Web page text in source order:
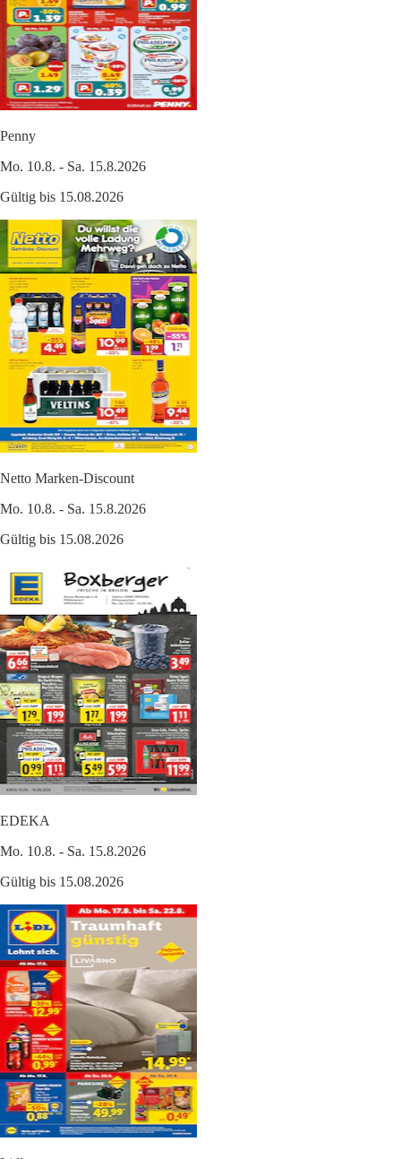
Penny
Mo. 10.8. - Sa. 15.8.2026
Gültig bis 15.08.2026
Netto Marken-Discount
Mo. 10.8. - Sa. 15.8.2026
Gültig bis 15.08.2026
EDEKA
Mo. 10.8. - Sa. 15.8.2026
Gültig bis 15.08.2026